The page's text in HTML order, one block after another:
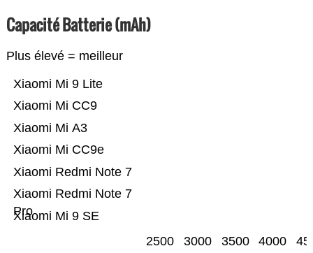
Capacité Batterie (mAh)
Plus élevé = meilleur
Xiaomi Mi 9 SE
Xiaomi Redmi Note 7
Pro
Xiaomi Redmi Note 7
Xiaomi Mi CC9e
Xiaomi Mi A3
Xiaomi Mi CC9
Xiaomi Mi 9 Lite
2500 3000 3500 4000